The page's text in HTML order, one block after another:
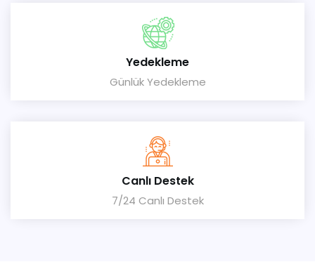
Yedekleme
Günlük Yedekleme
Canlı Destek
7/24 Canlı Destek